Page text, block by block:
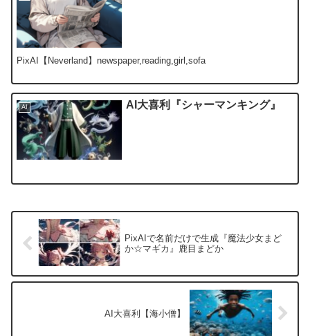
PixAI【Neverland】newspaper,reading,girl,sofa
AI AI大喜利『シャーマンキング』
PixAIで名前だけで生成『魔法少女まど
か☆マギカ』鹿目まどか
AI大喜利【海小僧】